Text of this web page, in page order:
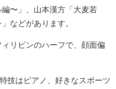
〜」、山本漢方「大麦若
などがあります。
リピンのハーフで、顔面偏
技はピアノ、好きなスポーツ